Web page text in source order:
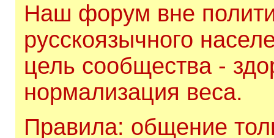
Наш форум вне
русскоязычного
цель сообщества -
нормализация веса.
Правила: общение